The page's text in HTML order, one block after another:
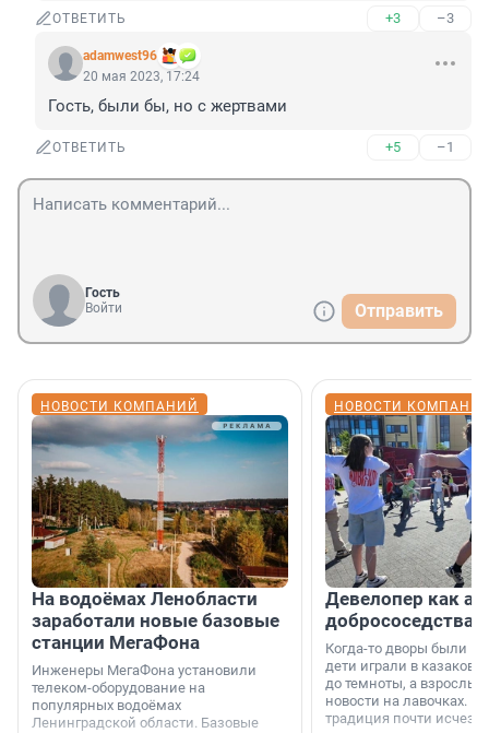
ОТВЕТИТЬ +3 –3
adamwest96
20 мая 2023, 17:24
Гость, были бы, но с жертвами
ОТВЕТИТЬ +5 –1
Гость
Войти
Отправить
НОВОСТИ КОМПАНИЙ
На водоёмах Ленобласти
заработали новые базовые
станции МегаФона
Инженеры МегаФона установили
телеком-оборудование на
популярных водоёмах
Ленинградской области. Базовые
НОВОСТИ
Девелопер как
добрососедства
Когда-то дворы были
дети играли в казаков-
до темноты, а
новости на лавочках. В
традиция почти